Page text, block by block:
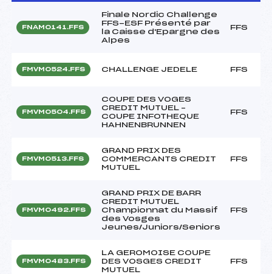
FNAM0141.FFS
Finale Nordic Challenge
FFS-ESF Présenté par
la Caisse d'Epargne des
Alpes
FFS
FMVM0524.FFS CHALLENGE JEDELE FFS
FMVM0504.FFS
COUPE DES VOGES
CREDIT MUTUEL –
COUPE INFOTHEQUE
HAHNENBRUNNEN
FFS
FMVM0513.FFS
GRAND PRIX DES
COMMERCANTS CREDIT
MUTUEL
FFS
FMVM0492.FFS
GRAND PRIX DE BARR
CREDIT MUTUEL
Championnat du Massif
des Vosges
Jeunes/Juniors/Seniors
FFS
FMVM0483.FFS
LA GEROMOISE COUPE
DES VOSGES CREDIT
MUTUEL
FFS